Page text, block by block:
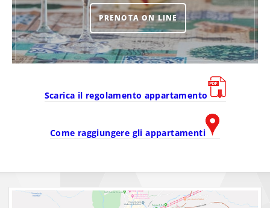
PRENOTA ON LINE
Scarica il regolamento appartamento
Come raggiungere gli appartamenti